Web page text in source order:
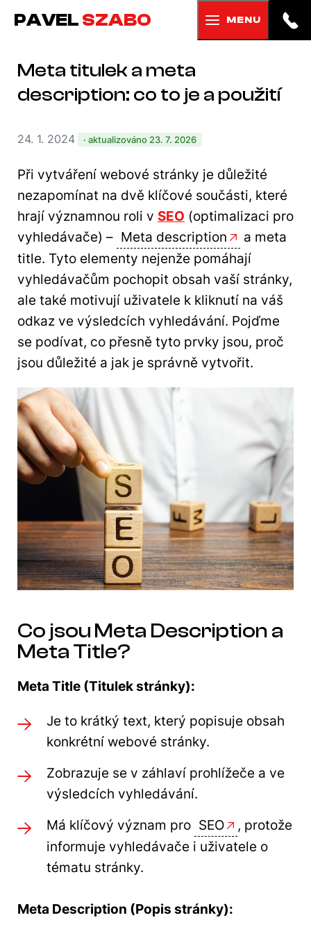
PAVEL SZABO MENU
Meta titulek a meta
description: co to je a použití
24. 1. 2024 · aktualizováno 23. 7. 2026
Při vytváření webové stránky je důležité
nezapomínat na dvě klíčové součásti, které
hrají významnou roli v SEO (optimalizaci pro
vyhledávače) – Meta description
a meta
title. Tyto elementy nejenže pomáhají
vyhledávačům pochopit obsah vaší stránky,
ale také motivují uživatele k kliknutí na váš
odkaz ve výsledcích vyhledávání. Pojďme
se podívat, co přesně tyto prvky jsou, proč
jsou důležité a jak je správně vytvořit.
Co jsou Meta Description a
Meta Title?
Meta Title (Titulek stránky):
Je to krátký text, který popisuje obsah
konkrétní webové stránky.
Zobrazuje se v záhlaví prohlížeče a ve
výsledcích vyhledávání.
Má klíčový význam pro SEO
, protože
informuje vyhledávače i uživatele o
tématu stránky.
Meta Description (Popis stránky):